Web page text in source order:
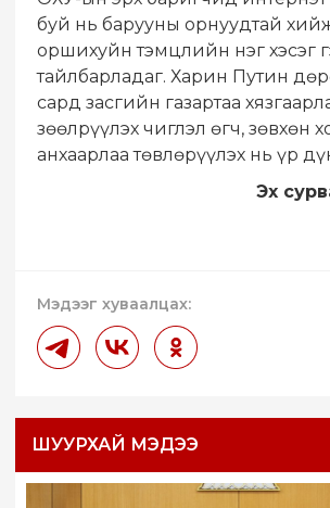
буй нь барууны орнуудтай
оршихуйн тэмцлийн нэг хэсэг
тайлбарладаг. Харин Путин
сард засгийн газартаа
зөөлрүүлэх чиглэл өгч, зөвхөн
анхаарлаа төвлөрүүлэх нь үр
Эх
Мэдээг хуваалцах:
ШУУРХАЙ МЭДЭЭ